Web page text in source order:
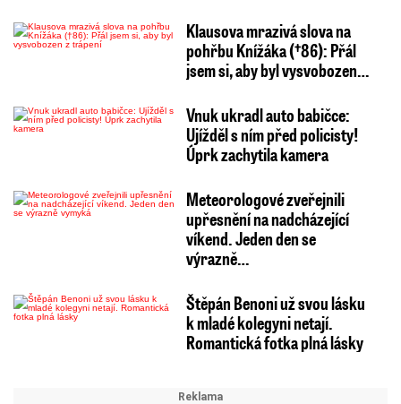
Klausova mrazivá slova na
pohřbu Knížáka (†86): Přál
jsem si, aby byl vysvobozen…
Vnuk ukradl auto babičce:
Ujížděl s ním před policisty!
Úprk zachytila kamera
Meteorologové zveřejnili
upřesnění na nadcházející
víkend. Jeden den se
výrazně…
Štěpán Benoni už svou lásku
k mladé kolegyni netají.
Romantická fotka plná lásky